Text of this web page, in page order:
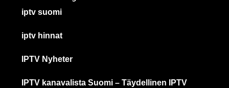
iptv suomi
iptv hinnat
IPTV Nyheter
IPTV kanavalista Suomi – Täydellinen IPTV